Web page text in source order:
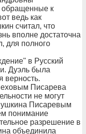
обращенные к
ведь как
считал, что
вполне достаточна
для полного
в Русский
Дуэль была
верность.
Писарева
не могут
Писаревым
понимание
разрешение в
объединила